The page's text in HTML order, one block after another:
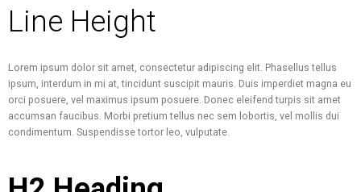
Line Height
Lorem ipsum dolor sit amet, consectetur adipiscing elit. Phasellus tellus
ipsum, interdum in mi at, tincidunt suscipit mauris. Duis imperdiet magna eu
orci posuere, vel maximus ipsum posuere. Donec eleifend turpis sit amet
accumsan faucibus. Morbi pretium tellus nec sem lobortis, vel mollis dui
condimentum. Suspendisse tortor leo, vulputate.